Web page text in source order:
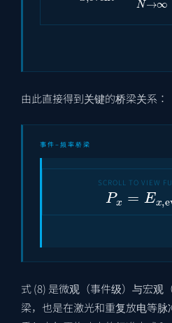
由此直接得到关键的桥梁关系：
事件–频率桥梁
Px=Ex,
式 (8) 是微观（事件级）与宏观
梁，也是在激光和重复放电等脉